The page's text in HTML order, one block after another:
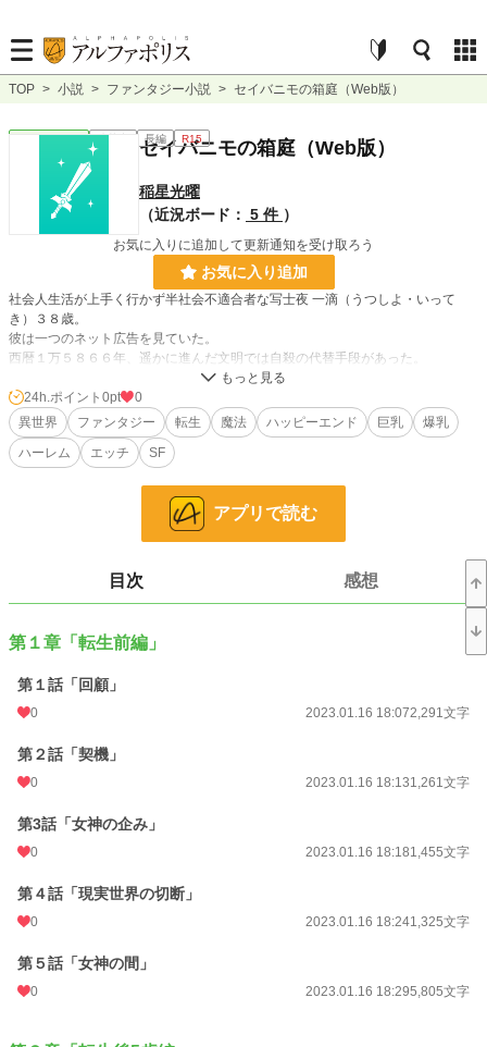
TOP > 小説 > ファンタジー小説 > セイバニモの箱庭（Web版）
ファンタジー 連載中 長編 R15
セイバニモの箱庭（Web版）
稲星光曜
（近況ボード： 5 件 ）
お気に入りに追加して更新通知を受け取ろう
お気に入り追加
社会人生活が上手く行かず半社会不適合者な写士夜 一滴（うつしよ・いって
き）３８歳。
彼は一つのネット広告を見ていた。
西暦１万５８６６年、遥かに進んだ文明では自殺の代替手段があった。
ソウルトランスレートプレイヤー（STP）ゲーム。
脳を体と切り離し、個人個人が望むゲームの世界で
人生をやり直せる仕組みが数千年前から試験導入され、
今では様々な倫理問題や技術問題をクリアし、安定稼働している。
遼季籠姫（りょうき・かごひめ）が大手STPの一つを運営するご令嬢だった。
籠姫のおかげでSTPのタイトルの一つである「アルメオ・ヴィボ・ヒストリオ」
一滴が望んだ世界とは別の設定の世界観だった。
ただ一滴は籠姫の初恋の人物で籠姫は技術責任者の相澤愛（あいざわ・あい）と
協力し
監査にばれない範囲で一滴に様々な優遇処置を行う。
意を胸に。
一滴の新たな人生が今始まる。
【無双が見たい？】
・無双は８話から！
【注意点】
・R１５なので本番描写はありませんが、事前事後の記載はあります。
イラストやサウンドトラックは無償or有償公開できればと思っています。
未定です。
R18解放版の電子書籍販売は未定です。
◆アルファポリス様のみです！
24h.ポイント 0pt
0
異世界
ファンタジー 転生 魔法 ハッピーエンド 巨乳
爆乳
ハーレム
エッチ SF
アプリで読む
目次 感想
第１章「転生前編」
第１話「回顧」
0 2023.01.16 18:072,291文字
第２話「契機」
0 2023.01.16 18:131,261文字
第3話「女神の企み」
0 2023.01.16 18:181,455文字
第４話「現実世界の切断」
0 2023.01.16 18:241,325文字
第５話「女神の間」
0 2023.01.16 18:295,805文字